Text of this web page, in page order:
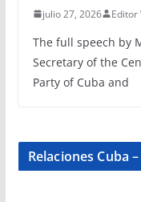
julio 27, 2026 Editor
The full speech by
Secretary of the
Party of Cuba and
Relaciones Cuba –